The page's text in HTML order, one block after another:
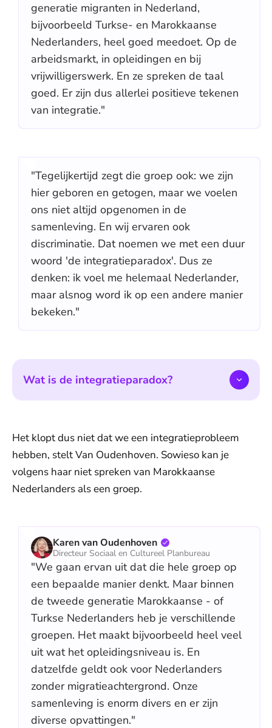
generatie migranten in Nederland,
bijvoorbeeld Turkse- en Marokkaanse
Nederlanders, heel goed meedoet. Op de
arbeidsmarkt, in opleidingen en bij
vrijwilligerswerk. En ze spreken de taal
goed. Er zijn dus allerlei positieve tekenen
van integratie."
"Tegelijkertijd zegt die groep ook: we zijn
hier geboren en getogen, maar we voelen
ons niet altijd opgenomen in de
samenleving. En wij ervaren ook
discriminatie. Dat noemen we met een duur
woord 'de integratieparadox'. Dus ze
denken: ik voel me helemaal Nederlander,
maar alsnog word ik op een andere manier
bekeken."
Wat is de integratieparadox?
Het klopt dus niet dat we een integratieprobleem
hebben, stelt Van Oudenhoven. Sowieso kan je
volgens haar niet spreken van Marokkaanse
Nederlanders als een groep.
Karen van Oudenhoven
Directeur Sociaal en Cultureel Planbureau
"We gaan ervan uit dat die hele groep op
een bepaalde manier denkt. Maar binnen
de tweede generatie Marokkaanse - of
Turkse Nederlanders heb je verschillende
groepen. Het maakt bijvoorbeeld heel veel
uit wat het opleidingsniveau is. En
datzelfde geldt ook voor Nederlanders
zonder migratieachtergrond. Onze
samenleving is enorm divers en er zijn
diverse opvattingen."